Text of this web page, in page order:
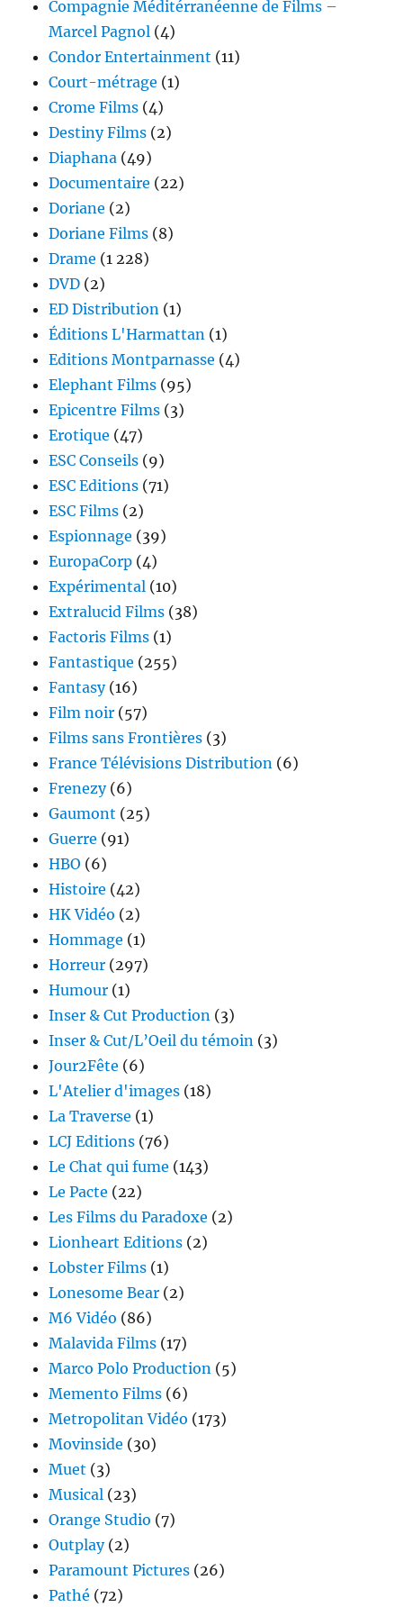
Compagnie Méditérranéenne de Films –
Marcel Pagnol (4)
Condor Entertainment (11)
Court-métrage (1)
Crome Films (4)
Destiny Films (2)
Diaphana (49)
Documentaire (22)
Doriane (2)
Doriane Films (8)
Drame (1 228)
DVD (2)
ED Distribution (1)
Éditions L'Harmattan (1)
Editions Montparnasse (4)
Elephant Films (95)
Epicentre Films (3)
Erotique (47)
ESC Conseils (9)
ESC Editions (71)
ESC Films (2)
Espionnage (39)
EuropaCorp (4)
Expérimental (10)
Extralucid Films (38)
Factoris Films (1)
Fantastique (255)
Fantasy(16)
Film noir (57)
Films sans Frontières (3)
France Télévisions Distribution (6)
Frenezy(6)
Gaumont (25)
Guerre (91)
HBO (6)
Histoire (42)
HK Vidéo (2)
Hommage (1)
Horreur (297)
Humour (1)
Inser & Cut Production (3)
Inser & Cut/L’Oeil du témoin (3)
Jour2Fête (6)
L'Atelier d'images (18)
La Traverse (1)
LCJ Editions (76)
Le Chat qui fume (143)
Le Pacte (22)
Les Films du Paradoxe (2)
Lionheart Editions (2)
Lobster Films (1)
Lonesome Bear (2)
M6 Vidéo (86)
Malavida Films (17)
Marco Polo Production (5)
Memento Films (6)
Metropolitan Vidéo (173)
Movinside (30)
Muet (3)
Musical (23)
Orange Studio (7)
Outplay(2)
Paramount Pictures (26)
Pathé (72)